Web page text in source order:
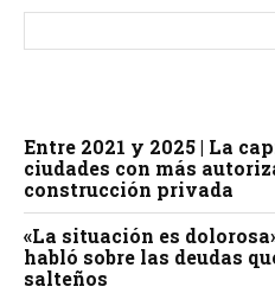
Entre 2021 y 2025 | La
ciudades con más
construcción privada
«La situación es
habló sobre las deudas
salteños